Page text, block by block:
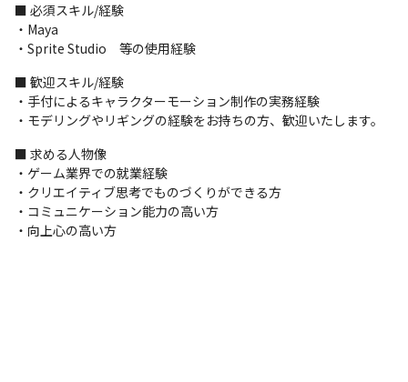
■ 必須スキル/経験
・Maya
・Sprite Studio　等の使用経験
■ 歓迎スキル/経験
・手付によるキャラクターモーション制作の実務経験
・モデリングやリギングの経験をお持ちの方、歓迎いたします。
■ 求める人物像
・ゲーム業界での就業経験
・クリエイティブ思考でものづくりができる方
・コミュニケーション能力の高い方
・向上心の高い方